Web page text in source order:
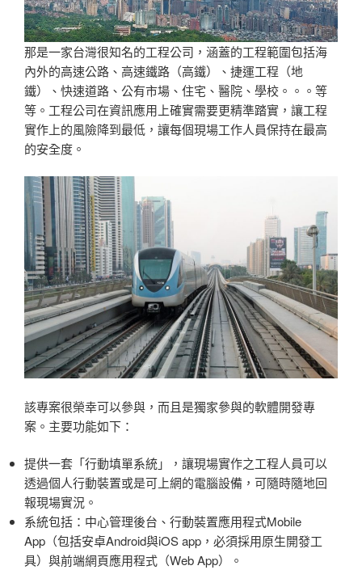
那是一家台灣很知名的工程公司，涵蓋的工程範圍包括海
內外的高速公路、高速鐵路（高鐵）、捷運工程（地
鐵）、快速道路、公有市場、住宅、醫院、學校。。。等
等。工程公司在資訊應用上確實需要更精準踏實，讓工程
實作上的風險降到最低，讓每個現場工作人員保持在最高
的安全度。
該專案很榮幸可以參與，而且是獨家參與的軟體開發專
案。主要功能如下：
提供一套「行動填單系統」，讓現場實作之工程人員可以
透過個人行動裝置或是可上網的電腦設備，可隨時隨地回
報現場實況。
系統包括：中心管理後台、行動裝置應用程式Mobile
App（包括安卓Android與iOS app，必須採用原生開發工
具）與前端網頁應用程式（Web App）。